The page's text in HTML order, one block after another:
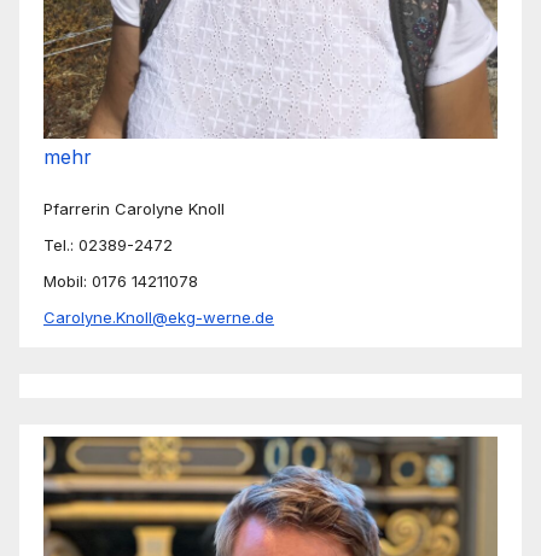
mehr
Pfarrerin Carolyne Knoll
Tel.: 02389-2472
Mobil: 0176 14211078
Carolyne.Knoll@ekg-werne.de